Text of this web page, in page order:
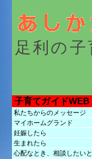
足利の
子育てガイドWEB
私たちからのメッセージ
マイホームグランド
妊娠したら
生まれたら
心配なとき、相談したい